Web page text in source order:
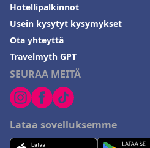
SEURAA MEITÄ
Lataa sovelluksemme
Hotellipalkinnot
Usein kysytyt kysymykset
Ota yhteyttä
Travelmyth GPT